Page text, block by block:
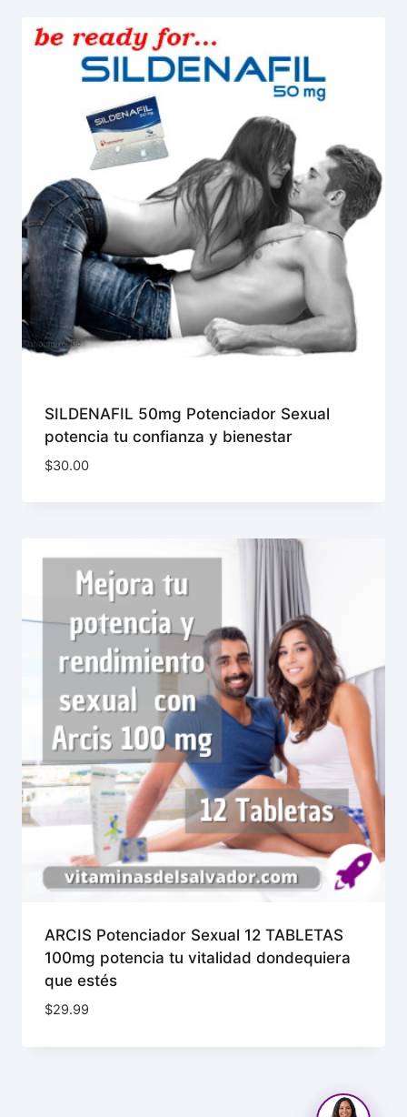
SILDENAFIL 50mg Potenciador Sexual
potencia tu confianza y bienestar
$30.00
ARCIS Potenciador Sexual 12 TABLETAS
100mg potencia tu vitalidad dondequiera
que estés
$29.99